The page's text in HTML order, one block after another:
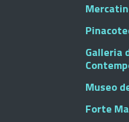
Galleria
Museo
Forte